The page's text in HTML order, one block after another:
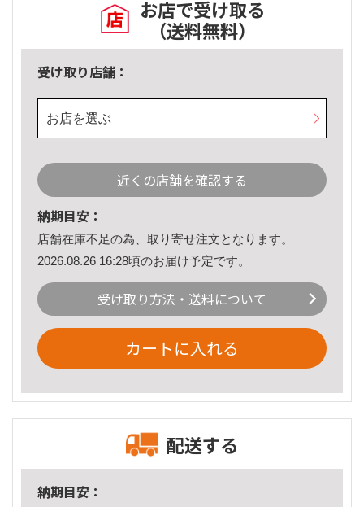
お店で受け取る
（送料無料）
受け取り店舗：
お店を選ぶ
近くの店舗を確認する
納期目安：
店舗在庫不足の為、取り寄せ注文となります。
2026.08.26 16:28頃のお届け予定です。
受け取り方法・送料について
カートに入れる
配送する
納期目安：